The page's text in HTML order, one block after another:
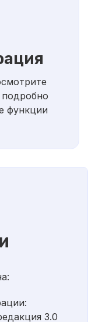
функции
3.0